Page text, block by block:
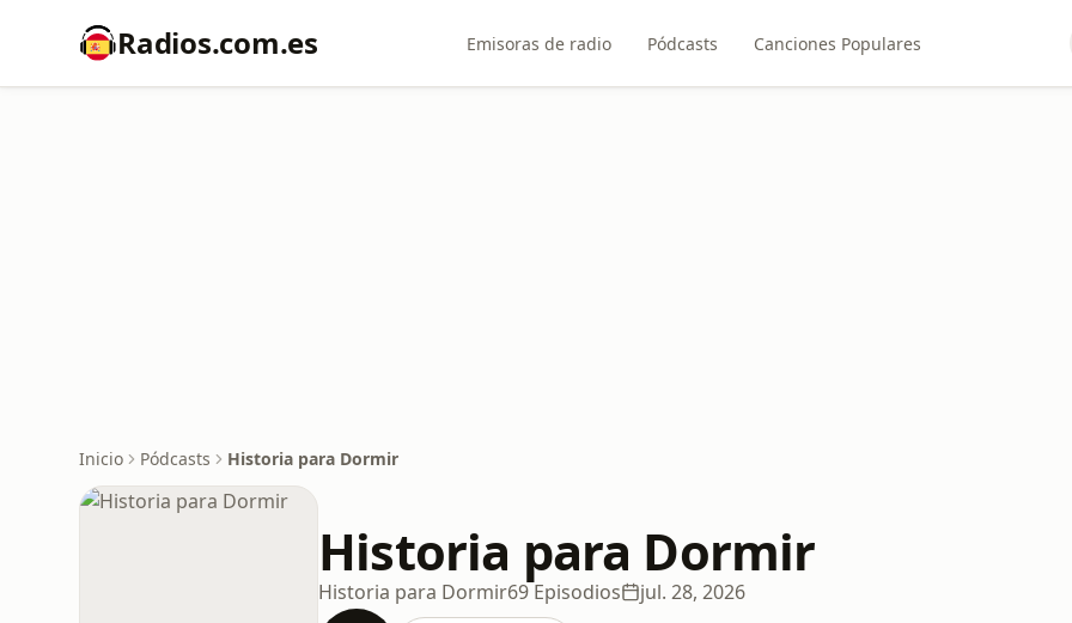
Radios.com.es Emisoras de radio Pódcasts Canciones Populares
Inicio Pódcasts Historia para Dormir
Historia para Dormir
Historia para Dormir69 Episodios jul. 28, 2026